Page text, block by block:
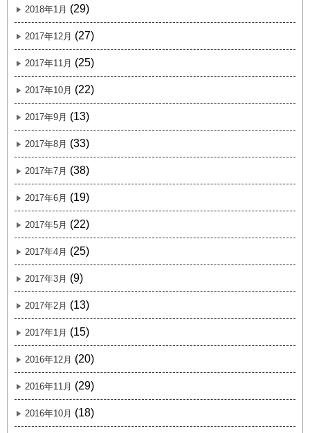
2018年1月 (29)
2017年12月 (27)
2017年11月 (25)
2017年10月 (22)
2017年9月 (13)
2017年8月 (33)
2017年7月 (38)
2017年6月 (19)
2017年5月 (22)
2017年4月 (25)
2017年3月 (9)
2017年2月 (13)
2017年1月 (15)
2016年12月 (20)
2016年11月 (29)
2016年10月 (18)